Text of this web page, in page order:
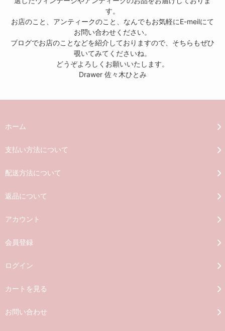
す。
お店のこと、アンティークのこと、なんでもお気軽にE-meilにて
お問い合わせください。
ブログでお店のことなどを紹介しておりますので、そちらもぜひ
覗いてみてくださいね。
どうぞよろしくお願いいたします。
Drawer 佐々木ひとみ
ホーム
支払い方法について
配送方法について
返品について
アカウント
会員登録
ログイン
カートを見る
お問い合わせ